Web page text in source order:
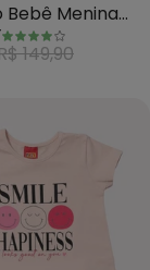
Bebê Menina
(Rosa)
149,90